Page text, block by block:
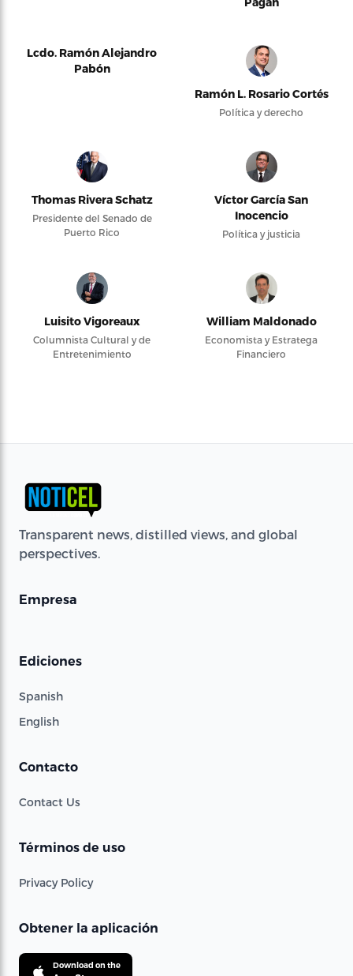
Lcdo. Ramón Alejandro
Pabón
Ramón L. Rosario Cortés
Política y derecho
Thomas Rivera Schatz
Presidente del Senado de
Puerto Rico
Víctor García San
Inocencio
Política y justicia
Luisito Vigoreaux
Columnista Cultural y de
Entretenimiento
William Maldonado
Economista y Estratega
Financiero
Transparent news, distilled views, and global
perspectives.
Empresa
Ediciones
Spanish
English
Contacto
Contact Us
Términos de uso
Privacy Policy
Obtener la aplicación
Download on the